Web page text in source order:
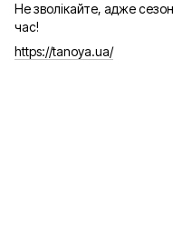
Не зволікайте, адже
час!
https://tanoya.ua/